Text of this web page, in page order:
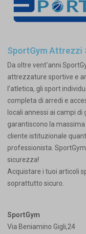
SportGym Attrezzi
Da oltre vent'anni
attrezzature sportive e
l’atletica, gli sport
completa di arredi e
locali annessi ai campi
garantiscono la
cliente istituzionale
professionista.
sicurezza!
Acquistare i tuoi articoli
soprattutto sicuro.
SportGym
Via Beniamino Gigli,24